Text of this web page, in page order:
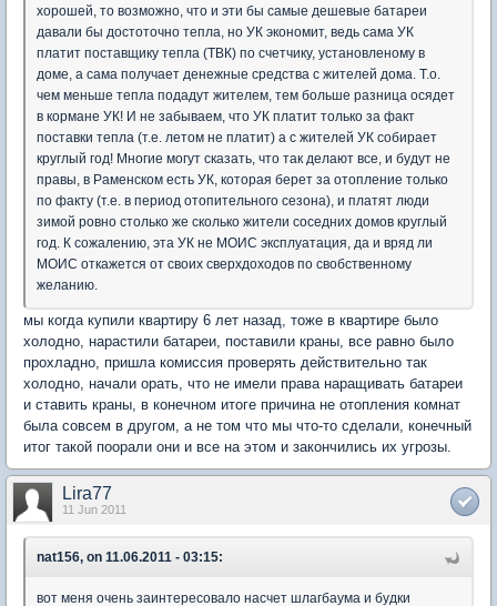
хорошей, то возможно, что и эти бы самые дешевые батареи
давали бы достоточно тепла, но УК экономит, ведь сама УК
платит поставщику тепла (ТВК) по счетчику, установленому в
доме, а сама получает денежные средства с жителей дома. Т.о.
чем меньше тепла подадут жителем, тем больше разница осядет
в кормане УК! И не забываем, что УК платит только за факт
поставки тепла (т.е. летом не платит) а с жителей УК собирает
круглый год! Многие могут сказать, что так делают все, и будут не
правы, в Раменском есть УК, которая берет за отопление только
по факту (т.е. в период отопительного сезона), и платят люди
зимой ровно столько же сколько жители соседних домов круглый
год. К сожалению, эта УК не МОИС эксплуатация, да и вряд ли
МОИС откажется от своих сверхдоходов по свобственному
желанию.
мы когда купили квартиру 6 лет назад, тоже в квартире было
холодно, нарастили батареи, поставили краны, все равно было
прохладно, пришла комиссия проверять действительно так
холодно, начали орать, что не имели права наращивать батареи
и ставить краны, в конечном итоге причина не отопления комнат
была совсем в другом, а не том что мы что-то сделали, конечный
итог такой поорали они и все на этом и закончились их угрозы.
Lira77
11 Jun 2011
nat156, on 11.06.2011 - 03:15:
вот меня очень заинтересовало насчет шлагбаума и будки